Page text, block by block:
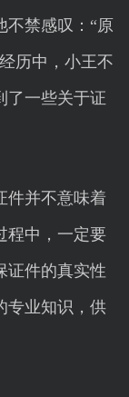
不禁感叹：“原
历中，小王不
了一些关于证
件并不意味着
程中，一定要
证件的真实性
专业知识，供